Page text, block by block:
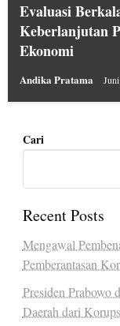
Evaluasi
Keberlanjutan
Ekonomi
Andika Pratama
Cari
Recent Posts
Mengawal
Pemberantasan
Presiden Prabowo
Daerah dari